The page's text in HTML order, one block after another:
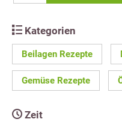
Kategorien
Beilagen Rezepte
Gemüse Rezepte
Zeit